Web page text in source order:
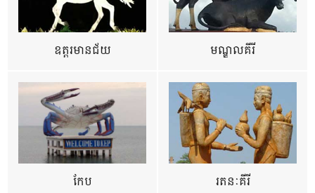
ឧត្ដរមានជ័យ មណ្ឌលគីរី
កែប រតនៈគីរី